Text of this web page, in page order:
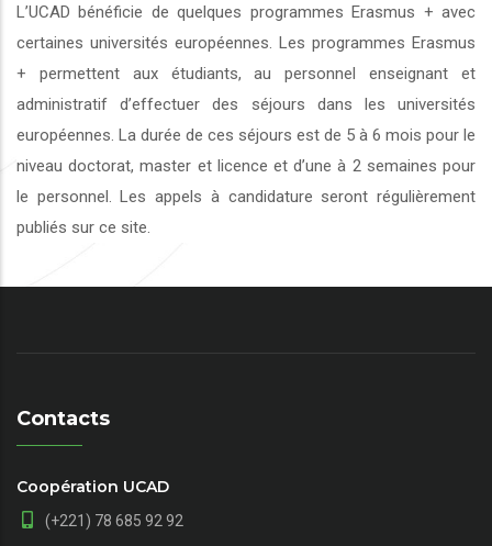
L’UCAD bénéficie de quelques programmes Erasmus + avec
certaines universités européennes. Les programmes Erasmus
+ permettent aux étudiants, au personnel enseignant et
administratif d’effectuer des séjours dans les universités
européennes. La durée de ces séjours est de 5 à 6 mois pour le
niveau doctorat, master et licence et d’une à 2 semaines pour
le personnel. Les appels à candidature seront régulièrement
publiés sur ce site.
Contacts
Coopération UCAD
(+221) 78 685 92 92